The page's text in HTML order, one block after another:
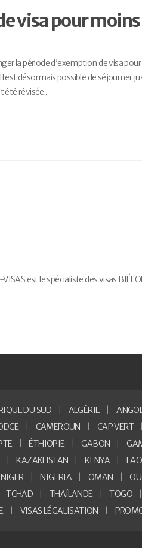
visa pour
la période d’exemption de visa
désormais possible de séjourner
été révisée..
est le spécialiste des visas
DU SUD ALGÉRIE
CAMEROUN CAP VERT
ÉTHIOPIE GABON
KAZAKHSTAN KENYA
NIGER NIGERIA OMAN
TCHAD THAÏLANDE TOGO
VISAS LÉGALISATION